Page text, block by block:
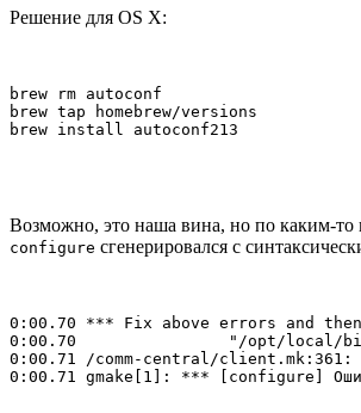
Решение для OS X:
brew rm autoconf
brew tap homebrew/versions
brew install autoconf213
Возможно, это наша вина, но по каким-
configure сгенерировался с
0:00.70 *** Fix above errors and
0:00.70                "/opt/local/
0:00.71 /comm-central/client.mk:361:
0:00.71 gmake[1]: *** [configure]